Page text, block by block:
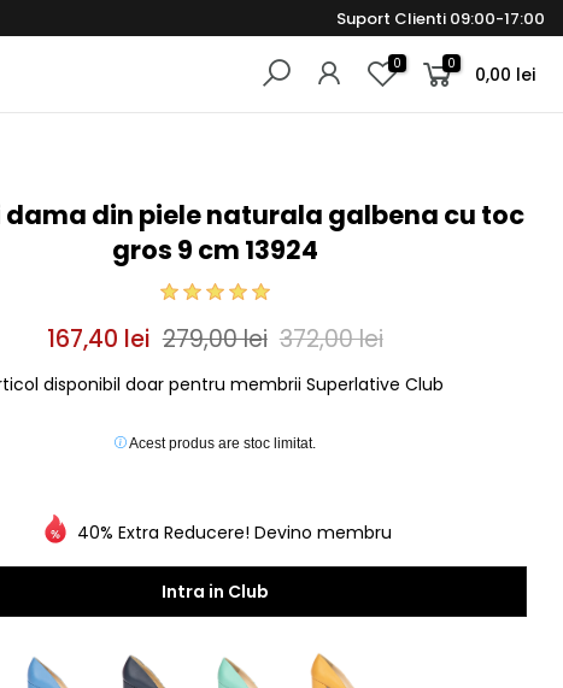
Suport Clienti 09:00-17:00
0 0 0,00 lei
din piele naturala galbena cu toc
gros 9 cm 13924
167,40 lei 279,00 lei 372,00 lei
disponibil doar pentru membrii Superlative Club
Acest produs are stoc limitat.
40% Extra Reducere! Devino membru
Intra in Club